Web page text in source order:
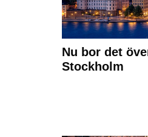
Nu bor det
Stockholm